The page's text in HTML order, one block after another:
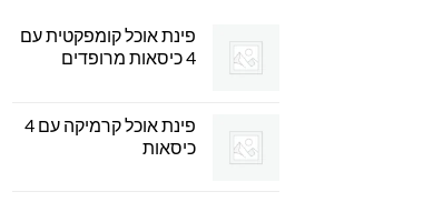
פינת אוכל קומפקטית עם
4 כיסאות מרופדים
פינת אוכל קרמיקה עם 4
כיסאות